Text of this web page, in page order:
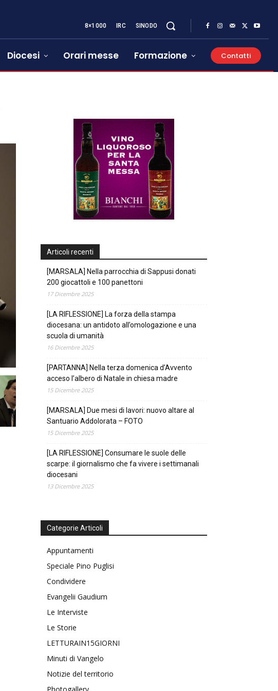
8×1000 IRC SINODO
Diocesi Orari messe Formazione Contatti
Articoli recenti
[MARSALA] Nella parrocchia di Sappusi donati
200 giocattoli e 100 panettoni
17 Dicembre 2025
[LA RIFLESSIONE] La forza della stampa
diocesana: un antidoto all’omologazione e una
scuola di umanità
16 Dicembre 2025
[PARTANNA] Nella terza domenica d’Avvento
acceso l’albero di Natale in chiesa madre
15 Dicembre 2025
[MARSALA] Due mesi di lavori: nuovo altare al
Santuario Addolorata – FOTO
15 Dicembre 2025
[LA RIFLESSIONE] Consumare le suole delle
scarpe: il giornalismo che fa vivere i settimanali
diocesani
13 Dicembre 2025
Categorie Articoli
Appuntamenti
Speciale Pino Puglisi
Condividere
Evangelii Gaudium
Le Interviste
Le Storie
LETTURAIN15GIORNI
Minuti di Vangelo
Notizie del territorio